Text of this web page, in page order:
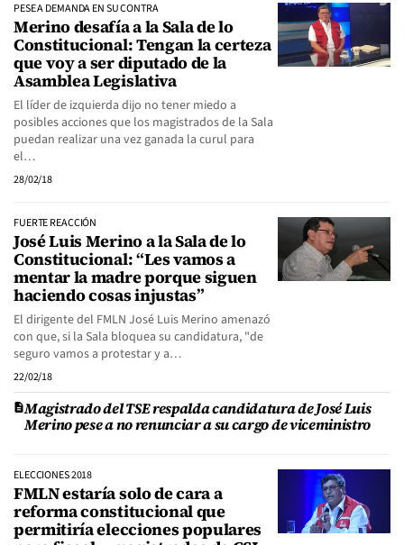
PESE A DEMANDA EN SU CONTRA
Merino desafía a la Sala de lo
Constitucional: Tengan la certeza
que voy a ser diputado de la
Asamblea Legislativa
El líder de izquierda dijo no tener miedo a
posibles acciones que los magistrados de la Sala
puedan realizar una vez ganada la curul para
el…
28/02/18
FUERTE REACCIÓN
José Luis Merino a la Sala de lo
Constitucional: “Les vamos a
mentar la madre porque siguen
haciendo cosas injustas”
El dirigente del FMLN José Luis Merino amenazó
con que, si la Sala bloquea su candidatura, "de
seguro vamos a protestar y a…
22/02/18
Magistrado del TSE respalda candidatura de José Luis
Merino pese a no renunciar a su cargo de viceministro
ELECCIONES 2018
FMLN estaría solo de cara a
reforma constitucional que
permitiría elecciones populares